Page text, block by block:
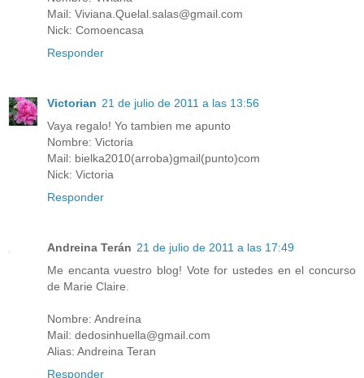
Mail: Viviana.Quelal.salas@gmail.com
Nick: Comoencasa
Responder
Victorian 21 de julio de 2011 a las 13:56
Vaya regalo! Yo tambien me apunto
Nombre: Victoria
Mail: bielka2010(arroba)gmail(punto)com
Nick: Victoria
Responder
Andreina Terán 21 de julio de 2011 a las 17:49
Me encanta vuestro blog! Vote for ustedes en el concurso
de Marie Claire.
Nombre: Andreína
Mail: dedosinhuella@gmail.com
Alias: Andreina Teran
Responder